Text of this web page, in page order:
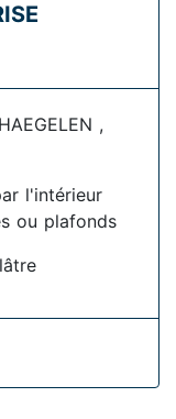
,
l'intérieur
ou plafonds